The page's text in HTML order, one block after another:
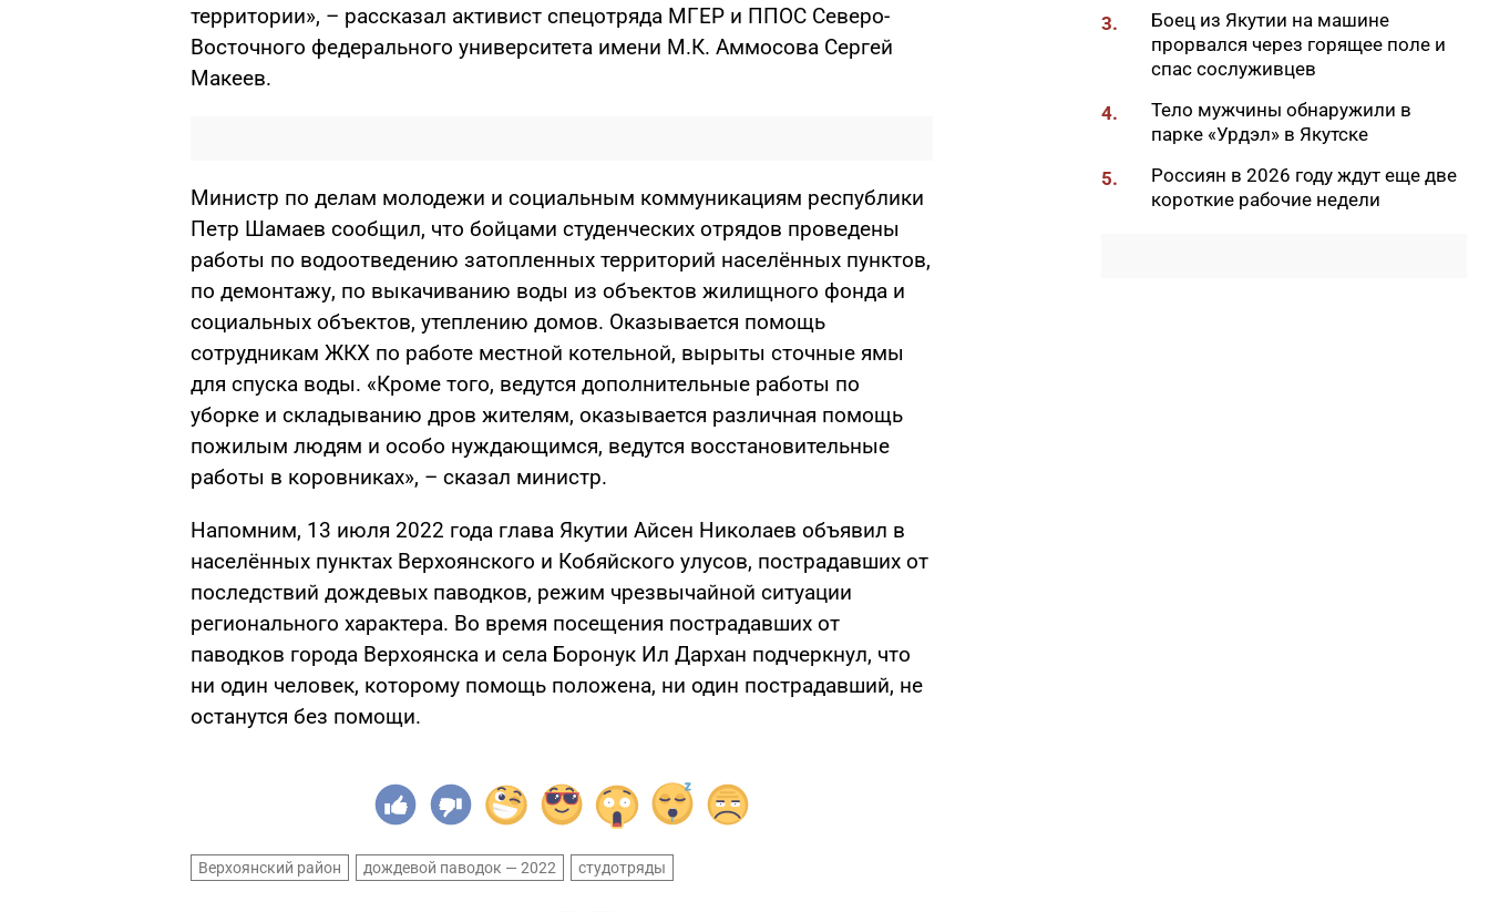
территории», – рассказал активист спецотряда МГЕР и ППОС Северо-
Восточного федерального университета имени М.К. Аммосова Сергей
Макеев.
Министр по делам молодежи и социальным коммуникациям республики
Петр Шамаев сообщил, что бойцами студенческих отрядов проведены
работы по водоотведению затопленных территорий населённых пунктов,
по демонтажу, по выкачиванию воды из объектов жилищного фонда и
социальных объектов, утеплению домов. Оказывается помощь
сотрудникам ЖКХ по работе местной котельной, вырыты сточные ямы
для спуска воды. «Кроме того, ведутся дополнительные работы по
уборке и складыванию дров жителям, оказывается различная помощь
пожилым людям и особо нуждающимся, ведутся восстановительные
работы в коровниках», – сказал министр.
Напомним, 13 июля 2022 года глава Якутии Айсен Николаев объявил в
населённых пунктах Верхоянского и Кобяйского улусов, пострадавших от
последствий дождевых паводков, режим чрезвычайной ситуации
регионального характера. Во время посещения пострадавших от
паводков города Верхоянска и села Боронук Ил Дархан подчеркнул, что
ни один человек, которому помощь положена, ни один пострадавший, не
останутся без помощи.
Верхоянский район дождевой паводок — 2022 студотряды
«Движения Первых»
Более 26 тонн гуманитарной
помощи доставили в
пострадавший от паводка
Верхоянский район
19:00
Авторы проектов «Ты в игре»
проведут спортивные
мероприятия в рамках Дня
3.
Боец из Якутии на машине
прорвался через горящее поле и
спас сослуживцев
4.
Тело мужчины обнаружили в
парке «Урдэл» в Якутске
5.
Россиян в 2026 году ждут еще две
короткие рабочие недели